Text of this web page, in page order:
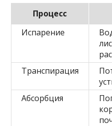
Процесс
Испарение
Транспирация
Абсорбция